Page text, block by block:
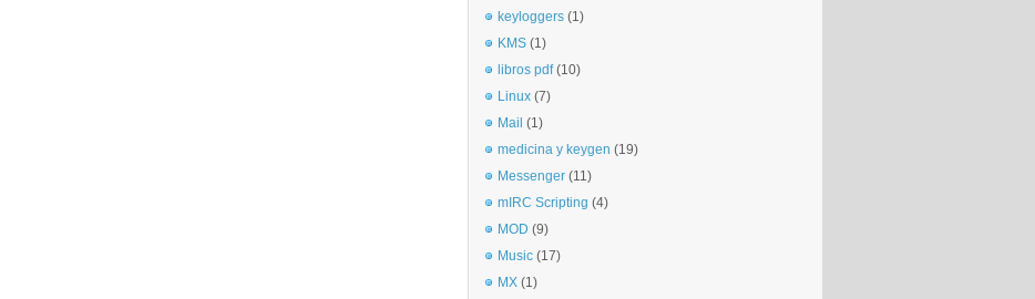
keyloggers (1)
KMS (1)
libros pdf (10)
Linux (7)
Mail (1)
medicina y keygen (19)
Messenger (11)
mIRC Scripting (4)
MOD (9)
Music (17)
MX (1)